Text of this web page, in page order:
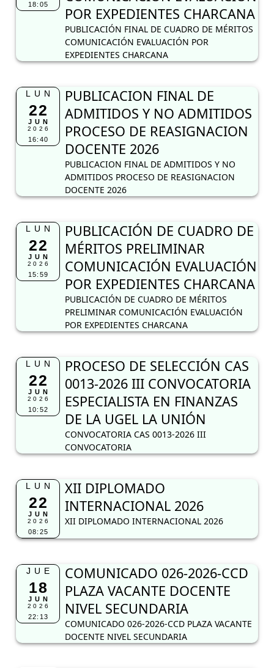
18:05
POR EXPEDIENTES CHARCANA
PUBLICACIÓN FINAL DE CUADRO DE MÉRITOS
COMUNICACIÓN EVALUACIÓN POR
EXPEDIENTES CHARCANA
LUN
22
JUN
2026
16:40
PUBLICACION FINAL DE
ADMITIDOS Y NO ADMITIDOS
PROCESO DE REASIGNACION
DOCENTE 2026
PUBLICACION FINAL DE ADMITIDOS Y NO
ADMITIDOS PROCESO DE REASIGNACION
DOCENTE 2026
LUN
22
JUN
2026
15:59
PUBLICACIÓN DE CUADRO DE
MÉRITOS PRELIMINAR
COMUNICACIÓN EVALUACIÓN
POR EXPEDIENTES CHARCANA
PUBLICACIÓN DE CUADRO DE MÉRITOS
PRELIMINAR COMUNICACIÓN EVALUACIÓN
POR EXPEDIENTES CHARCANA
LUN
22
JUN
2026
10:52
PROCESO DE SELECCIÓN CAS
0013-2026 III CONVOCATORIA
ESPECIALISTA EN FINANZAS
DE LA UGEL LA UNIÓN
CONVOCATORIA CAS 0013-2026 III
CONVOCATORIA
LUN
22
JUN
2026
08:25
XII DIPLOMADO
INTERNACIONAL 2026
XII DIPLOMADO INTERNACIONAL 2026
JUE
18
JUN
2026
22:13
COMUNICADO 026-2026-CCD
PLAZA VACANTE DOCENTE
NIVEL SECUNDARIA
COMUNICADO 026-2026-CCD PLAZA VACANTE
DOCENTE NIVEL SECUNDARIA